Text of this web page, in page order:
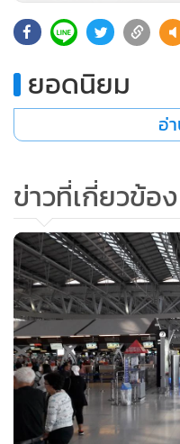
ยอดนิยม
อ่
ข่าวที่เกี่ยวข้อง